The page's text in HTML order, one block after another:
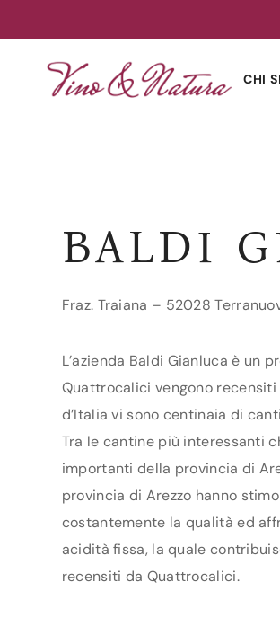
CHI
BALDI
Fraz. Traiana – 52028
L’azienda Baldi Gianluca è un
Quattrocalici vengono
d’Italia vi sono centinaia di
Tra le cantine più interessanti
importanti della provincia di
provincia di Arezzo hanno
costantemente la qualità ed
acidità fissa, la quale
recensiti da Quattrocalici.